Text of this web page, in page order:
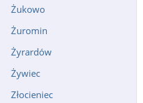
Żukowo
Żuromin
Żyrardów
Żywiec
Złocieniec